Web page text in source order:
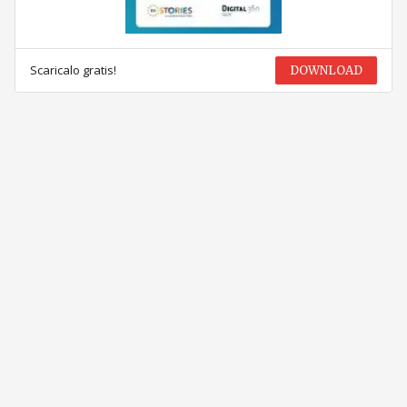
Scaricalo gratis! DOWNLOAD